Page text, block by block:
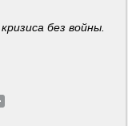
без войны.